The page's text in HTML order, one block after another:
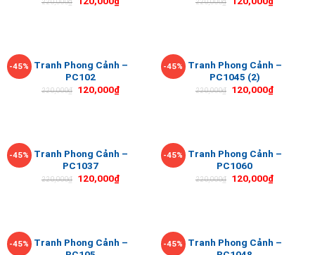
220,000₫ 220,000₫
-45%
Tranh Phong Cảnh –
PC102
220,000₫ 120,000₫
-45%
Tranh Phong Cảnh –
PC1045 (2)
220,000₫ 120,000₫
-45%
Tranh Phong Cảnh –
PC1037
220,000₫ 120,000₫
-45%
Tranh Phong Cảnh –
PC1060
220,000₫ 120,000₫
-45%
Tranh Phong Cảnh –
-45%
Tranh Phong Cảnh –